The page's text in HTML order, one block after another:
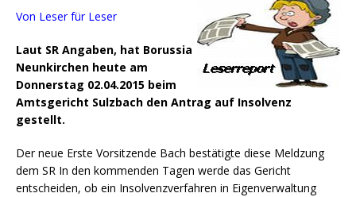
Von Leser für Leser
Laut SR Angaben, hat Borussia
Neunkirchen heute am
Donnerstag 02.04.2015 beim
Amtsgericht Sulzbach den Antrag auf Insolvenz
gestellt.
Der neue Erste Vorsitzende Bach bestätigte diese Meldzung
dem SR In den kommenden Tagen werde das Gericht
entscheiden, ob ein Insolvenzverfahren in Eigenverwaltung